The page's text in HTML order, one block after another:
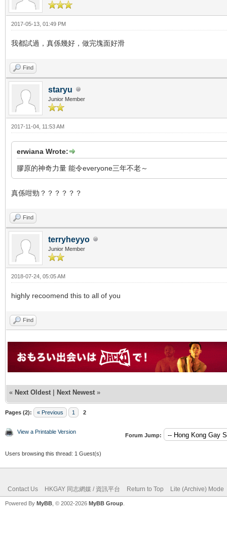
2017-05-13, 01:49 PM
我都試過，真係幾好，做完塊面好滑
Find
staryu
Junior Member
2017-11-04, 11:53 AM
erwiana Wrote:
膠原的神奇力量 能令everyone三年不老～
真係咁勁？？？？？？
Find
terryheyyo
Junior Member
2018-07-24, 05:05 AM
highly recoomend this to all of you
Find
« Next Oldest | Next Newest »
Pages (2): « Previous 1 2
View a Printable Version
Forum Jump:
Users browsing this thread: 1 Guest(s)
Contact Us HKGAY 同志網媒 / 資訊平台 Return to Top Lite (Archive) Mode
Powered By MyBB , © 2002-2026 MyBB Group